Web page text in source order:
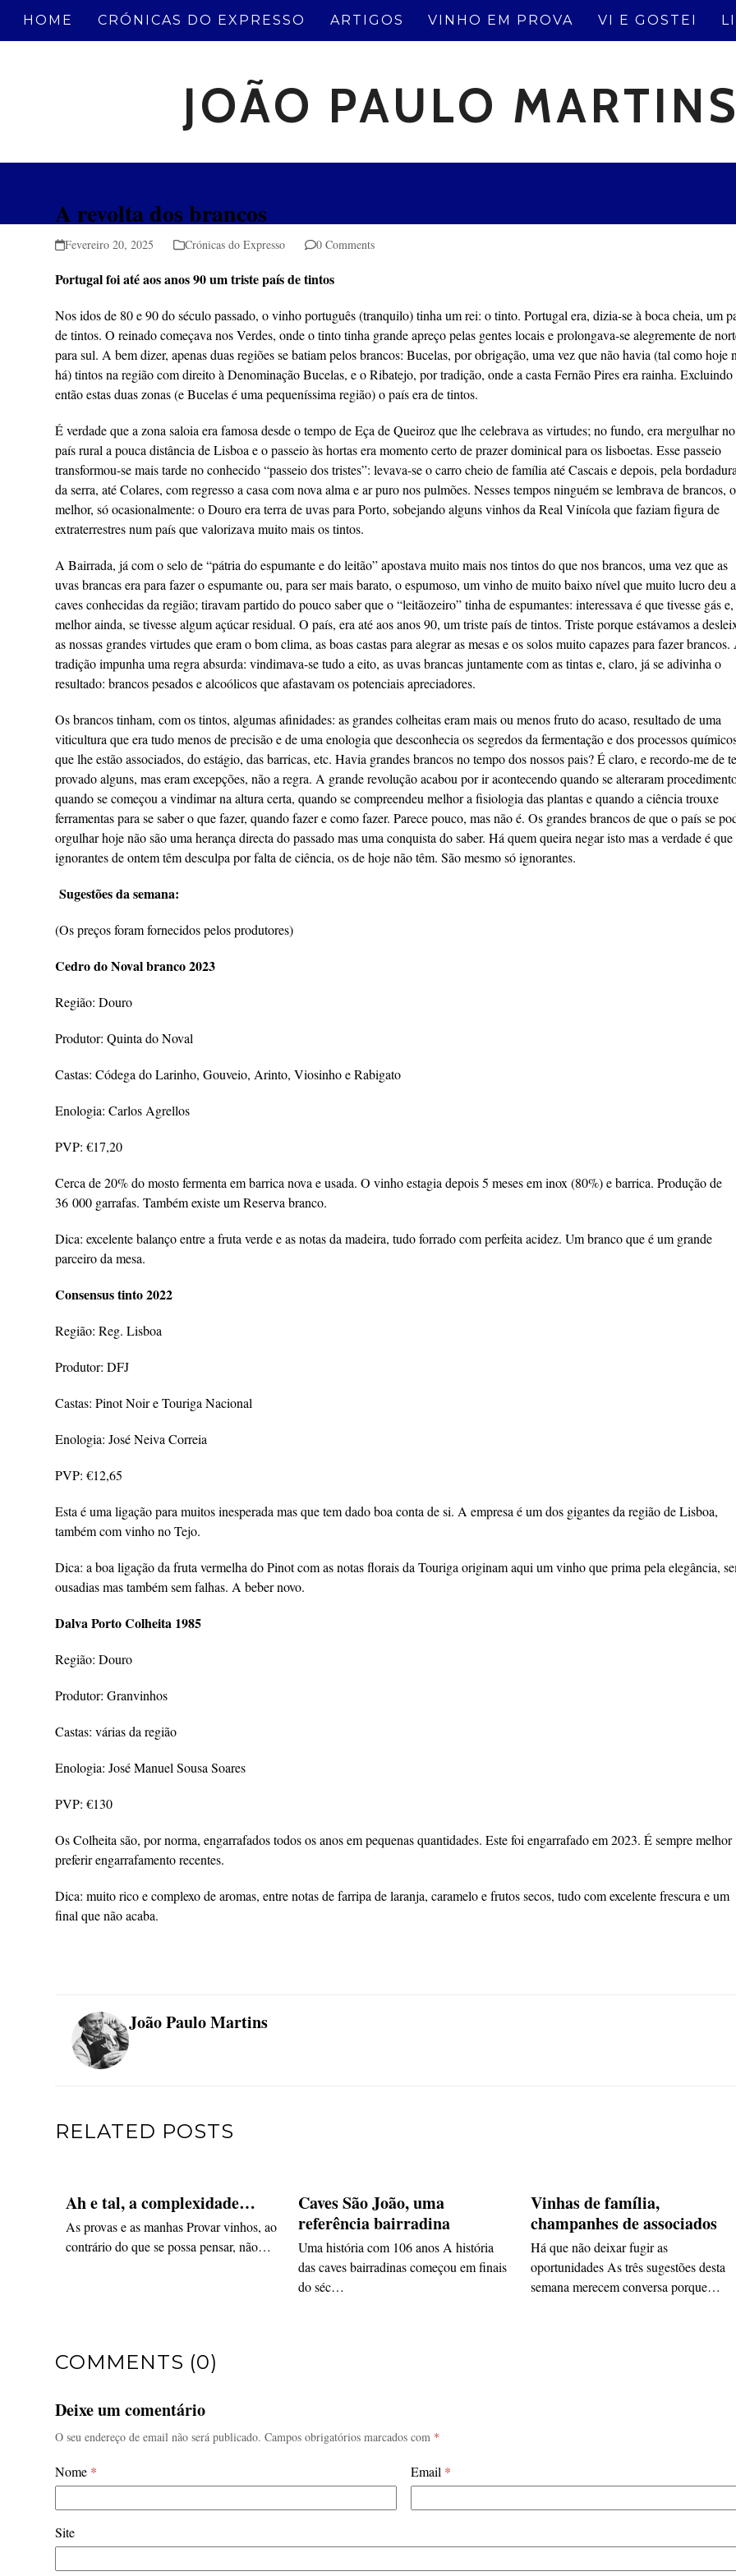
HOME CRÓNICAS DO EXPRESSO ARTIGOS VINHO EM PROVA VI E GOSTEI
JOÃO PAULO
A revolta dos brancos
Fevereiro 20, 2025 Crónicas do Expresso 0 Comments
Portugal foi até aos anos 90 um triste país de tintos
Nos idos de 80 e 90 do século passado, o vinho português (tranquilo) tinha um rei: o tinto. Portugal era, dizia-se à boca cheia, um
de tintos. O reinado começava nos Verdes, onde o tinto tinha grande apreço pelas gentes locais e prolongava-se alegremente de
para sul. A bem dizer, apenas duas regiões se batiam pelos brancos: Bucelas, por obrigação, uma vez que não havia (tal como hoje
há) tintos na região com direito à Denominação Bucelas, e o Ribatejo, por tradição, onde a casta Fernão Pires era rainha. Excluindo
então estas duas zonas (e Bucelas é uma pequeníssima região) o país era de tintos.
É verdade que a zona saloia era famosa desde o tempo de Eça de Queiroz que lhe celebrava as virtudes; no fundo, era mergulhar no
país rural a pouca distância de Lisboa e o passeio às hortas era momento certo de prazer dominical para os lisboetas. Esse passeio
transformou-se mais tarde no conhecido “passeio dos tristes”: levava-se o carro cheio de família até Cascais e depois, pela bordadura
da serra, até Colares, com regresso a casa com nova alma e ar puro nos pulmões. Nesses tempos ninguém se lembrava de brancos,
melhor, só ocasionalmente: o Douro era terra de uvas para Porto, sobejando alguns vinhos da Real Vinícola que faziam figura de
extraterrestres num país que valorizava muito mais os tintos.
A Bairrada, já com o selo de “pátria do espumante e do leitão” apostava muito mais nos tintos do que nos brancos, uma vez que as
uvas brancas era para fazer o espumante ou, para ser mais barato, o espumoso, um vinho de muito baixo nível que muito lucro deu a
caves conhecidas da região; tiravam partido do pouco saber que o “leitãozeiro” tinha de espumantes: interessava é que tivesse gás e,
melhor ainda, se tivesse algum açúcar residual. O país, era até aos anos 90, um triste país de tintos. Triste porque estávamos a
as nossas grandes virtudes que eram o bom clima, as boas castas para alegrar as mesas e os solos muito capazes para fazer brancos.
tradição impunha uma regra absurda: vindimava-se tudo a eito, as uvas brancas juntamente com as tintas e, claro, já se adivinha o
resultado: brancos pesados e alcoólicos que afastavam os potenciais apreciadores.
Os brancos tinham, com os tintos, algumas afinidades: as grandes colheitas eram mais ou menos fruto do acaso, resultado de uma
viticultura que era tudo menos de precisão e de uma enologia que desconhecia os segredos da fermentação e dos processos
que lhe estão associados, do estágio, das barricas, etc. Havia grandes brancos no tempo dos nossos pais? É claro, e recordo-me de
provado alguns, mas eram excepções, não a regra. A grande revolução acabou por ir acontecendo quando se alteraram
quando se começou a vindimar na altura certa, quando se compreendeu melhor a fisiologia das plantas e quando a ciência trouxe
ferramentas para se saber o que fazer, quando fazer e como fazer. Parece pouco, mas não é. Os grandes brancos de que o país se
orgulhar hoje não são uma herança directa do passado mas uma conquista do saber. Há quem queira negar isto mas a verdade é que
ignorantes de ontem têm desculpa por falta de ciência, os de hoje não têm. São mesmo só ignorantes.
Sugestões da semana:
(Os preços foram fornecidos pelos produtores)
Cedro do Noval branco 2023
Região: Douro
Produtor: Quinta do Noval
Castas: Códega do Larinho, Gouveio, Arinto, Viosinho e Rabigato
Enologia: Carlos Agrellos
PVP: €17,20
Cerca de 20% do mosto fermenta em barrica nova e usada. O vinho estagia depois 5 meses em inox (80%) e barrica. Produção de
36 000 garrafas. Também existe um Reserva branco.
Dica: excelente balanço entre a fruta verde e as notas da madeira, tudo forrado com perfeita acidez. Um branco que é um grande
parceiro da mesa.
Consensus tinto 2022
Região: Reg. Lisboa
Produtor: DFJ
Castas: Pinot Noir e Touriga Nacional
Enologia: José Neiva Correia
PVP: €12,65
Esta é uma ligação para muitos inesperada mas que tem dado boa conta de si. A empresa é um dos gigantes da região de Lisboa,
também com vinho no Tejo.
Dica: a boa ligação da fruta vermelha do Pinot com as notas florais da Touriga originam aqui um vinho que prima pela elegância,
ousadias mas também sem falhas. A beber novo.
Dalva Porto Colheita 1985
Região: Douro
Produtor: Granvinhos
Castas: várias da região
Enologia: José Manuel Sousa Soares
PVP: €130
Os Colheita são, por norma, engarrafados todos os anos em pequenas quantidades. Este foi engarrafado em 2023. É sempre melhor
preferir engarrafamento recentes.
Dica: muito rico e complexo de aromas, entre notas de farripa de laranja, caramelo e frutos secos, tudo com excelente frescura e um
final que não acaba.
João Paulo Martins
RELATED POSTS
Ah e tal, a complexidade…
As provas e as manhas Provar vinhos, ao
contrário do que se possa pensar, não…
Caves São João, uma
referência bairradina
Uma história com 106 anos A história
das caves bairradinas começou em finais
do séc…
Vinhas de família,
champanhes de associados
Há que não deixar fugir as
oportunidades As três sugestões desta
semana merecem conversa porque…
COMMENTS (0)
Deixe um comentário
O seu endereço de email não será publicado. Campos obrigatórios marcados com *
Nome * Email *
Site